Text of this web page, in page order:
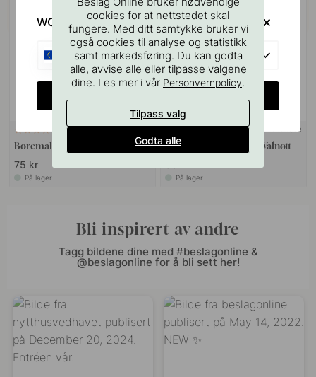
127
Boremal for Håndtak & Knotter
75 kr
På lager
+ FARGER
Knott Classis - 25mm - Valnøtt
På lager
Bli inspirert av andre
Tagg bildene dine med #beslagonline &
@beslagonline for å bli sett her!
cookies for at nettstedet skal
fungere. Med ditt samtykke bruker vi
også cookies til analyse og statistikk
samt markedsføring. Du kan godta
alle, avvise alle eller tilpasse valgene
dine. Les mer i vår Personvernpolicy.
Tilpass valg
Godta alle
WOULD YOU RATHER VISIT?
EU